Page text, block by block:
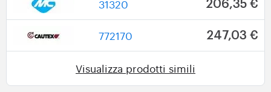
31320 206,35 €
772170 247,03 €
Visualizza prodotti simili